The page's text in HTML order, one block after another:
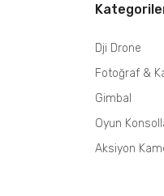
Dji Drone
Fotoğraf &
Gimbal
Oyun
Aksiyon